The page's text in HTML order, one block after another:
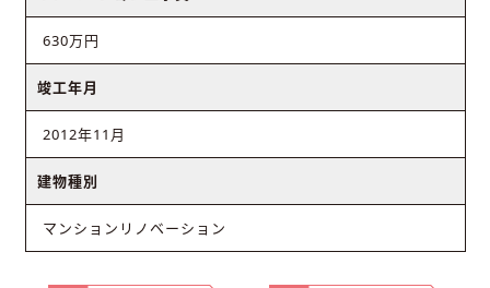
630万円
竣工年月
2012年11月
建物種別
マンションリノベーション